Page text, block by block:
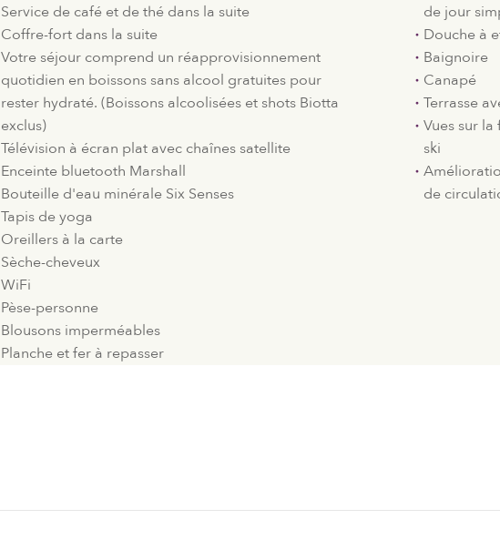
Service de café et de thé dans la suite
Coffre-fort dans la suite
Votre séjour comprend un réapprovisionnement
quotidien en boissons sans alcool gratuites pour
rester hydraté. (Boissons alcoolisées et shots Biotta
exclus)
Télévision à écran plat avec chaînes satellite
Enceinte bluetooth Marshall
Bouteille d'eau minérale Six Senses
Tapis de yoga
Oreillers à la carte
Sèche-cheveux
WiFi
Pèse-personne
Blousons imperméables
Planche et fer à repasser
de jour
Douche à
Baignoire
Canapé
Terrasse
Vues sur
ski
de